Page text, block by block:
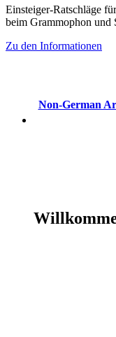
Einsteiger-Ratschläge
beim Grammophon und
Zu den Informationen
Non-German